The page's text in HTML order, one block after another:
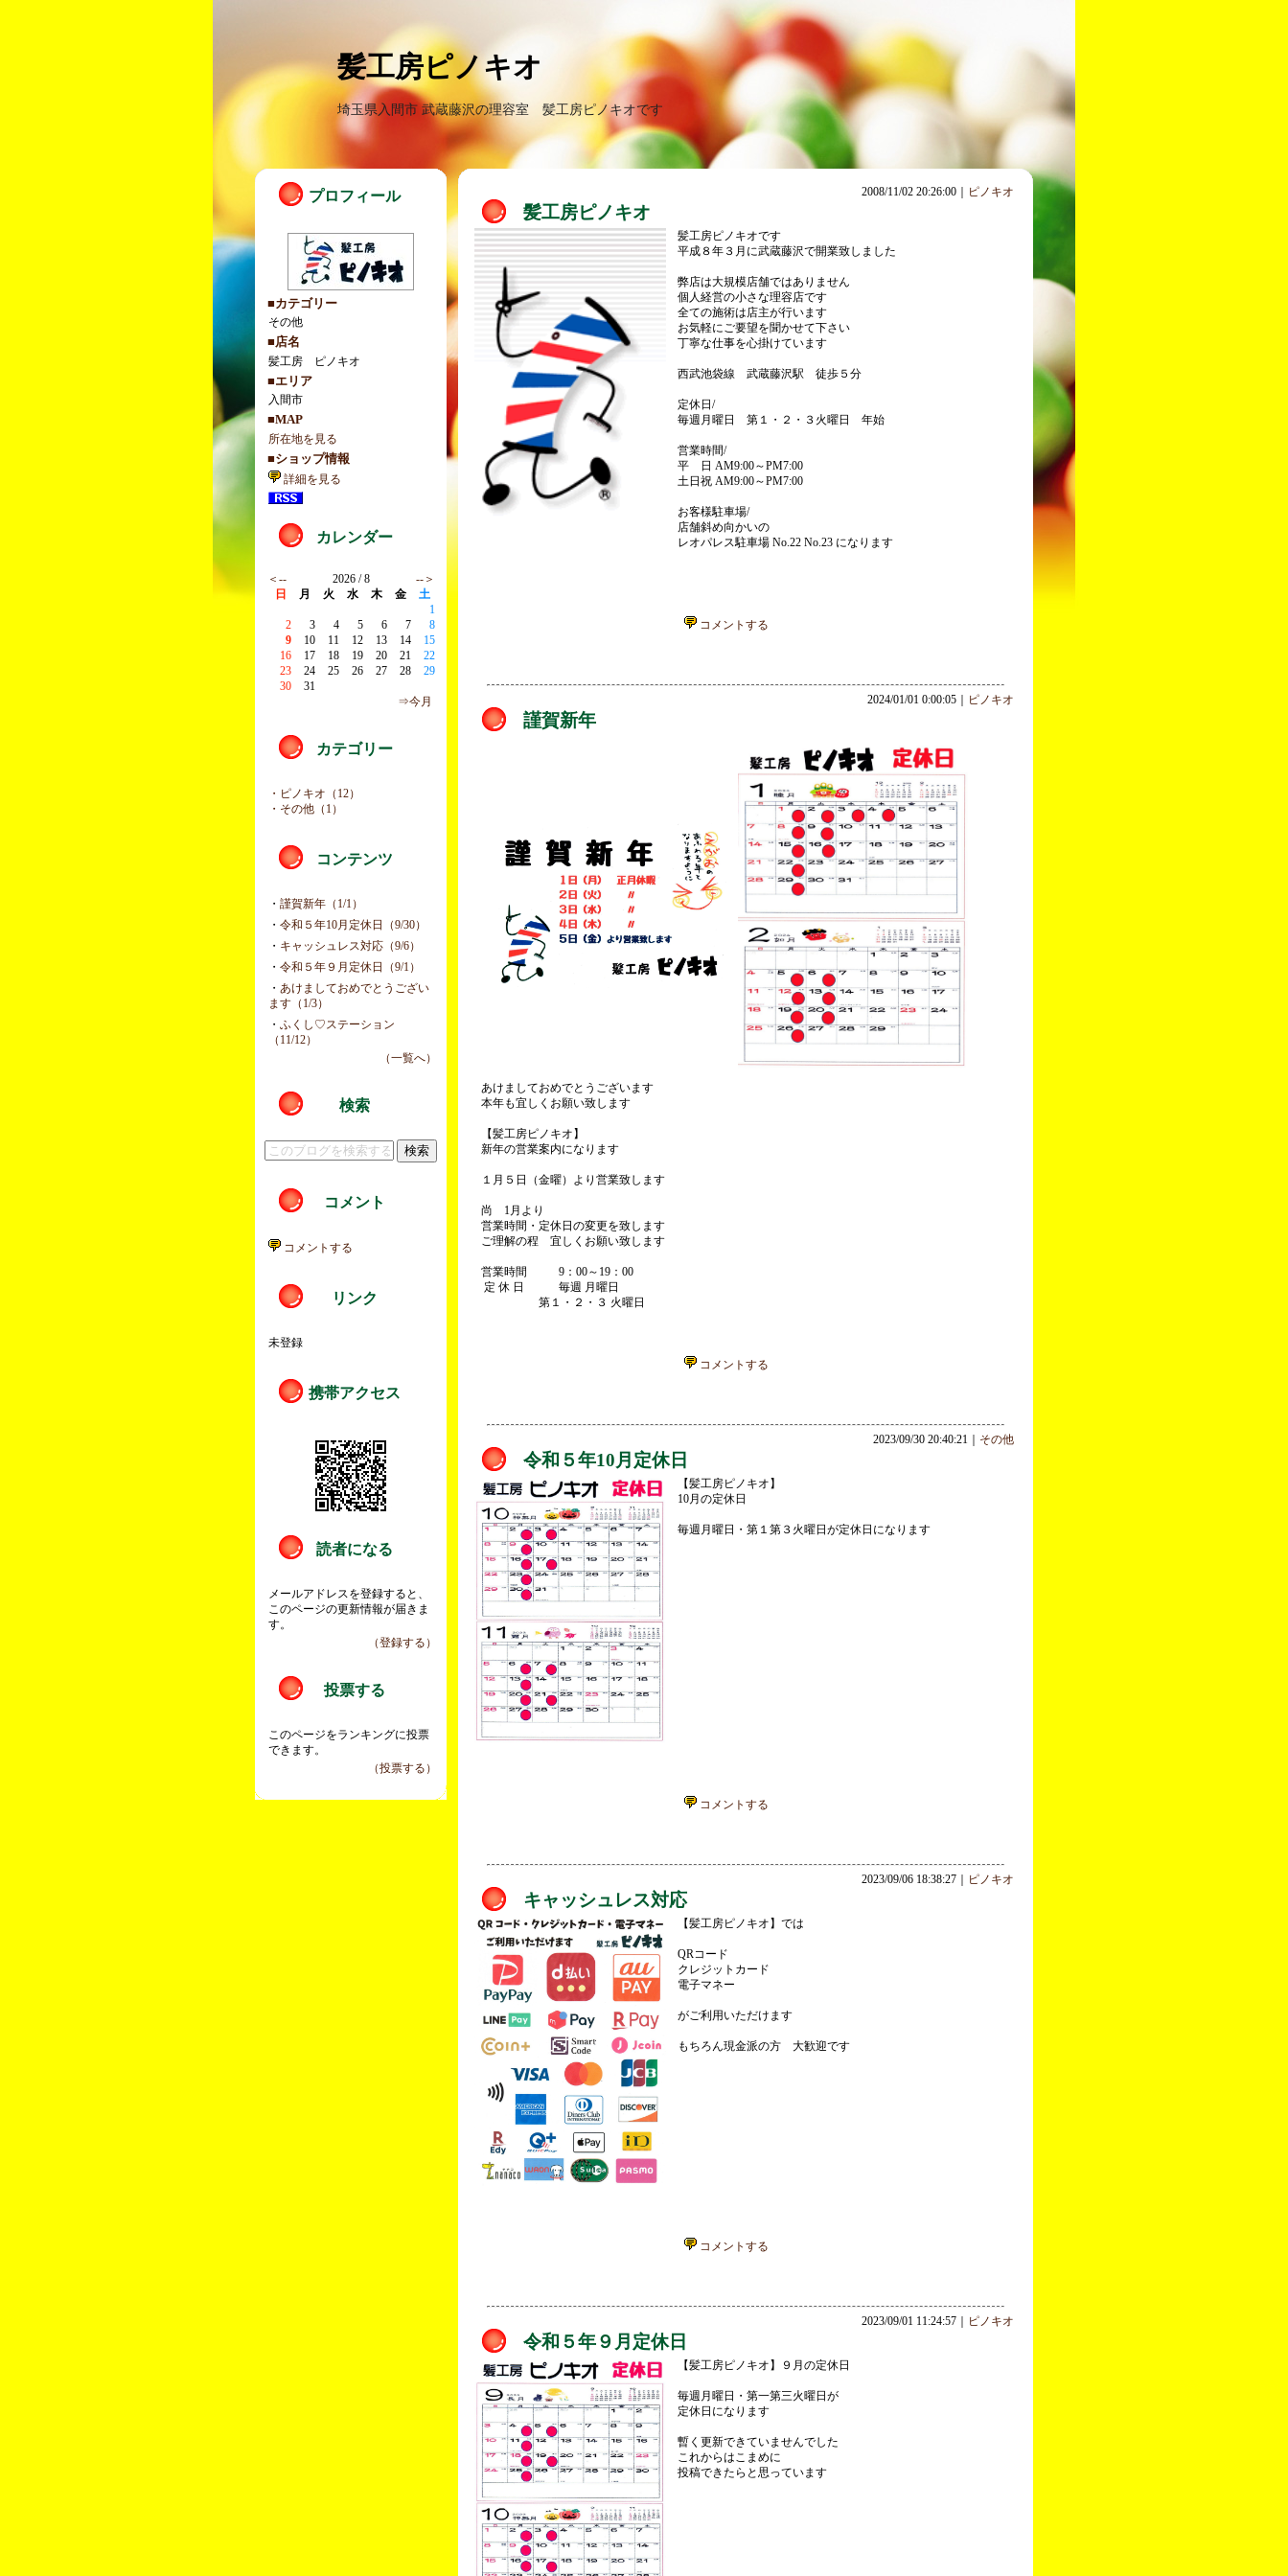
髪工房ピノキオ
埼玉県入間市 武蔵藤沢の理容室 髪工房ピノキオです
プロフィール
■カテゴリー
その他
■店名
髪工房 ピノキオ
■エリア
入間市
■MAP
所在地を見る
■ショップ情報
詳細を見る
カレンダー
＜-- 2026 / 8
--＞
日
月 火 水 木 金
土
1
2
3 4 5 6 7
8
9
10 11 12 13 14
15
16
17 18 19 20 21
22
23
24 25 26 27 28
29
30
31
⇒今月
カテゴリー
・ピノキオ（12）
・その他（1）
コンテンツ
・謹賀新年（1/1）
・令和５年10月定休日（9/30）
・ キャッシュレス対応（9/6）
・令和５年９月定休日（9/1）
・あけましておめでとうござい
ます（1/3）
・ふくし♡ステーション
（11/12）
（一覧へ）
検索
コメント
コメントする
リンク
未登録
携帯アクセス
読者になる
メールアドレスを登録すると、
このページの更新情報が届きま
す。
（登録する）
投票する
このページをランキングに投票
できます。
（投票する）
2008/11/02 20:26:00｜ ピノキオ
髪工房ピノキオ
髪工房ピノキオです
平成８年３月に武蔵藤沢で開業致しました
弊店は大規模店舗ではありません
個人経営の小さな理容店です
全ての施術は店主が行います
お気軽にご要望を聞かせて下さい
丁寧な仕事を心掛けています
西武池袋線 武蔵藤沢駅 徒歩５分
定休日/
毎週月曜日 第１・２・３火曜日 年始
営業時間/
平 日 AM9:00～PM7:00
土日祝 AM9:00～PM7:00
お客様駐車場/
店舗斜め向かいの
レオパレス駐車場 No.22 No.23 になります
コメントする
2024/01/01 0:00:05｜ ピノキオ
謹賀新年
あけましておめでとうございます
本年も宜しくお願い致します
【髪工房ピノキオ】
新年の営業案内になります
１月５日（金曜）より営業致します
尚 1月より
営業時間・定休日の変更を致します
ご理解の程 宜しくお願い致します
営業時間 9：00～19：00
定 休 日 毎週 月曜日
第１・２・３ 火曜日
コメントする
2023/09/30 20:40:21｜ その他
令和５年10月定休日
【髪工房ピノキオ】
10月の定休日
毎週月曜日・第１第３火曜日が定休日になります
コメントする
2023/09/06 18:38:27｜ ピノキオ
キャッシュレス対応
【髪工房ピノキオ】では
QRコード
クレジットカード
電子マネー
がご利用いただけます
もちろん現金派の方 大歓迎です
コメントする
2023/09/01 11:24:57｜ ピノキオ
令和５年９月定休日
【髪工房ピノキオ】９月の定休日
毎週月曜日・第一第三火曜日が
定休日になります
暫く更新できていませんでした
これからはこまめに
投稿できたらと思っています